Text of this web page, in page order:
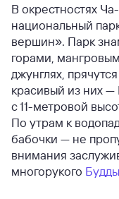
В окрестностях
национальный
вершин». Парк
горами,
джунглях,
красивый из них —
с 11-метровой
По утрам к
бабочки — не
внимания
многорукого Будды